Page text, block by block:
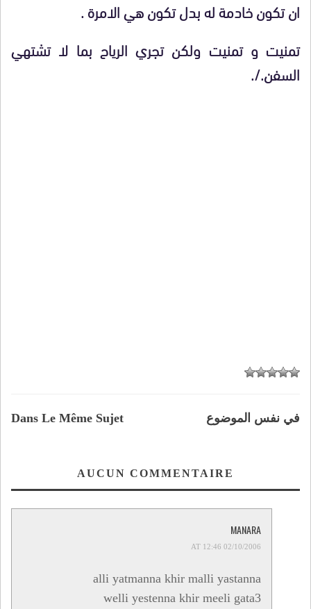
ان تكون خادمة له بدل تكون هي الامرة .
تمنيت و تمنيت ولكن تجري الرياح بما لا تشتهي
السفن./.
Dans Le Même Sujet في نفس الموضوع
AUCUN COMMENTAIRE
MANARA
02/10/2006 AT 12:46
alli yatmanna khir malli yastanna
welli yestenna khir meeli gata3